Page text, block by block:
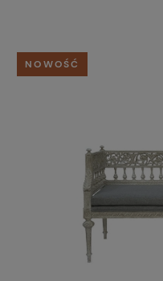
NOWOŚĆ